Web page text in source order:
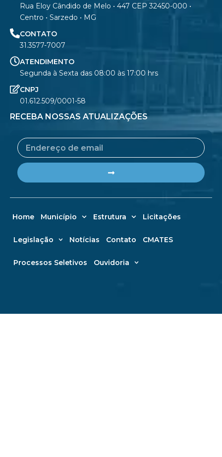
Rua Eloy Cândido de Melo • 447 CEP 32450-000 •
Centro • Sarzedo • MG
CONTATO
31.3577-7007
ATENDIMENTO
Segunda à Sexta das 08:00 às 17:00 hrs
CNPJ
01.612.509/0001-58
RECEBA NOSSAS ATUALIZAÇÕES
Email
Home Município Estrutura Licitações
Legislação Notícias Contato CMATES
Processos Seletivos Ouvidoria